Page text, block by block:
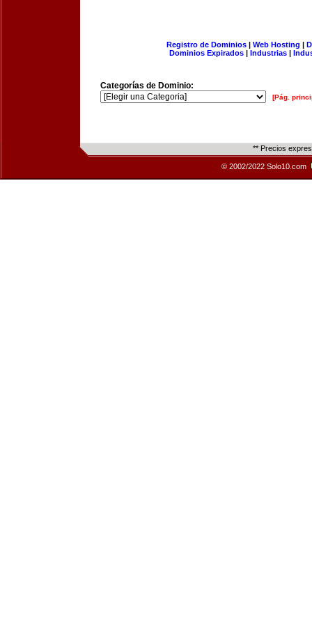
Registro de Dominios| Web Hosting |
Dominios Expirados | Industrias |
Categorías de Dominio:
[Pág.
** Precios
© 2002/2022 Solo10.com